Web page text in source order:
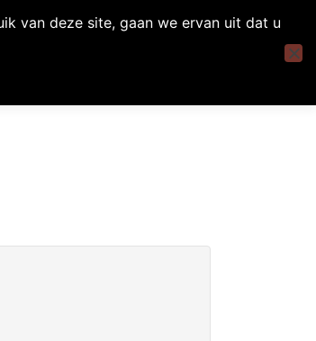
van deze site, gaan we ervan uit dat u